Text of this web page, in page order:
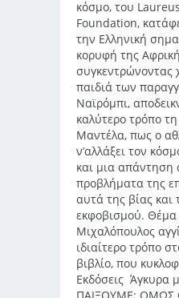
κόσμο, του
Foundation,
την Ελληνική
κορυφή της
συγκεντρώνοντας
παιδιά των
Ναϊρόμπι,
καλύτερο τρόπο
Μαντέλα, πως ο
ν’αλλάξει τον
και μια απάντηση
προβλήματα της
αυτά της βίας και
εκφοβισμού. Θέμα
Μιχαλόπουλος
ιδιαίτερο τρόπο
βιβλίο, που
Εκδόσεις Άγκυρα